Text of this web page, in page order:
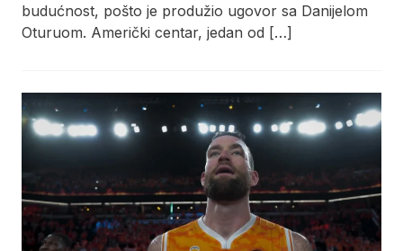
budućnost, pošto je produžio ugovor sa Danijelom
Oturuom. Američki centar, jedan od […]